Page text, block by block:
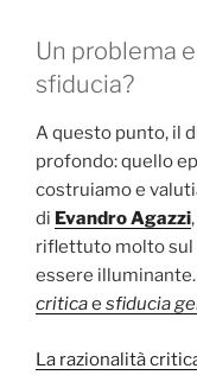
Un problema
sfiducia?
A questo punto, il
profondo: quello
costruiamo e
di Evandro Agazzi
riflettuto molto sul
essere illuminante.
criticae sfiducia
La razionalità